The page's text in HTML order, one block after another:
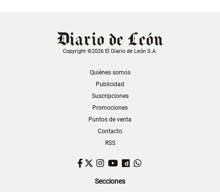
Copyright ©2026 El Diario de León S.A.
Quiénes somos
Publicidad
Suscripciones
Promociones
Puntos de venta
Contacto
RSS
Facebook
TwitterInstagram
YouTubeDailymotion
Secciones